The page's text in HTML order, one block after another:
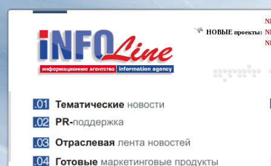
НОВЫЕ проекты: